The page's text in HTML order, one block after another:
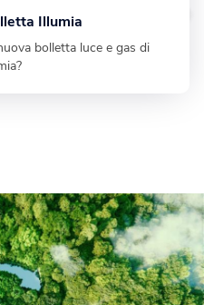
Illumia
bolletta luce e gas di